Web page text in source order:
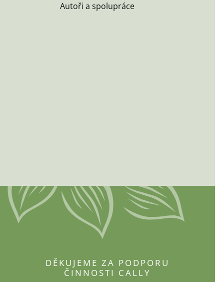
Autoři a spolupráce
DĚKUJEME ZA PODPORU
ČINNOSTI CALLY